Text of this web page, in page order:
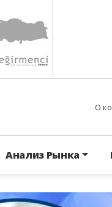
О
Анализ Рынка